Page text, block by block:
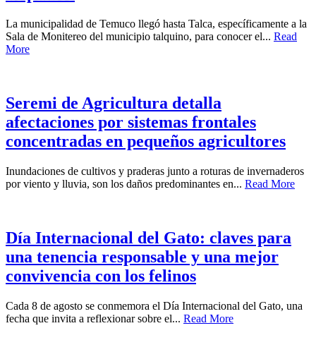
La municipalidad de Temuco llegó hasta Talca, específicamente a la
Sala de Monitereo del municipio talquino, para conocer el... Read
More
Seremi de Agricultura detalla
afectaciones por sistemas frontales
concentradas en pequeños agricultores
Inundaciones de cultivos y praderas junto a roturas de invernaderos
por viento y lluvia, son los daños predominantes en... Read More
Día Internacional del Gato: claves para
una tenencia responsable y una mejor
convivencia con los felinos
Cada 8 de agosto se conmemora el Día Internacional del Gato, una
fecha que invita a reflexionar sobre el... Read More